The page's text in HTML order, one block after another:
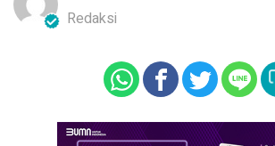
Redaksi